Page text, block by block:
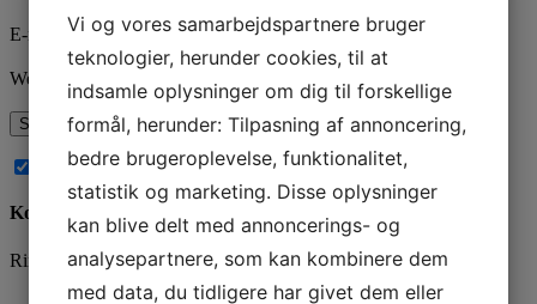
E-mail *
Websted
Abonnér på nye kommentarer til dette indlæg
Kontakt os
Ring og få en snak på78 76 10 30 eller brug kontaktformularen
Vi og vores samarbejdspartnere bruger
teknologier, herunder cookies, til at
indsamle oplysninger om dig til forskellige
formål, herunder: Tilpasning af annoncering,
bedre brugeroplevelse, funktionalitet,
statistik og marketing. Disse oplysninger
kan blive delt med annoncerings- og
analysepartnere, som kan kombinere dem
med data, du tidligere har givet dem eller